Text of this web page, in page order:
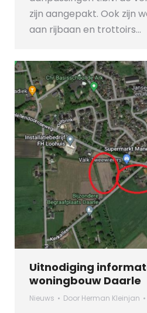
zijn aangepakt. Ook zijn
aan rijbaan en trottoirs…
Uitnodiging
woningbouw Daarle
Nieuws Door Herman Kleinjan